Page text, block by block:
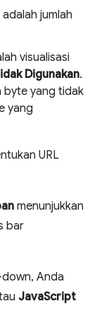
adalah jumlah
visualisasi
Digunakan.
byte yang tidak
yang
URL
menunjukkan
bar
Anda
JavaScript